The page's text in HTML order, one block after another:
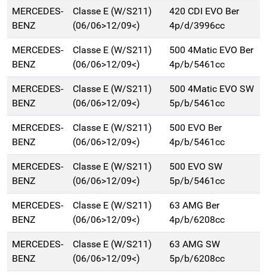
MERCEDES-
BENZ
Classe E (W/S211)
(06/06>12/09<)
420 CDI EVO Ber
4p/d/3996cc
MERCEDES-
BENZ
Classe E (W/S211)
(06/06>12/09<)
500 4Matic EVO Ber
4p/b/5461cc
MERCEDES-
BENZ
Classe E (W/S211)
(06/06>12/09<)
500 4Matic EVO SW
5p/b/5461cc
MERCEDES-
BENZ
Classe E (W/S211)
(06/06>12/09<)
500 EVO Ber
4p/b/5461cc
MERCEDES-
BENZ
Classe E (W/S211)
(06/06>12/09<)
500 EVO SW
5p/b/5461cc
MERCEDES-
BENZ
Classe E (W/S211)
(06/06>12/09<)
63 AMG Ber
4p/b/6208cc
MERCEDES-
BENZ
Classe E (W/S211)
(06/06>12/09<)
63 AMG SW
5p/b/6208cc